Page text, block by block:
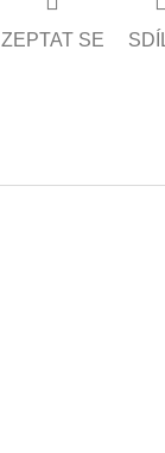
ZEPTAT SE